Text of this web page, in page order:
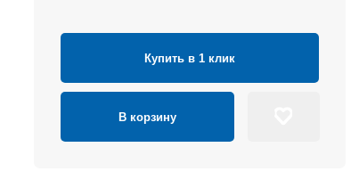
Купить в 1 клик
В корзину